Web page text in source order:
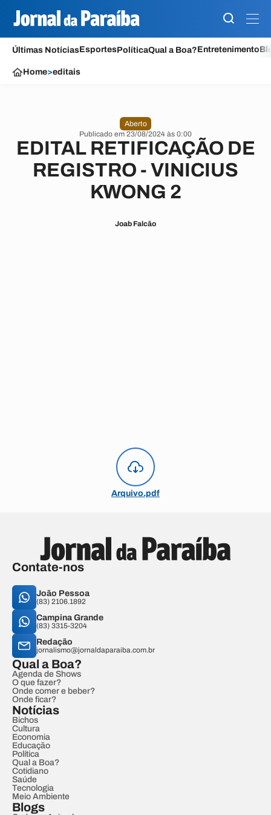
Últimas NotíciasEsportesPolíticaQual a Boa?Entretenimento
Home>editais
Aberto
Publicado em 23/08/2024 às 0:00
EDITAL RETIFICAÇÃO DE
REGISTRO - VINICIUS
KWONG 2
Joab Falcão
Arquivo.pdf
Contate-nos
João Pessoa
(83) 2106.1892
Campina Grande
(83) 3315-3204
Redação
jornalismo@jornaldaparaiba.com.br
Qual a Boa?
Agenda de Shows
O que fazer?
Onde comer e beber?
Onde ficar?
Notícias
Bichos
Cultura
Economia
Educação
Política
Qual a Boa?
Cotidiano
Saúde
Tecnologia
Meio Ambiente
Blogs